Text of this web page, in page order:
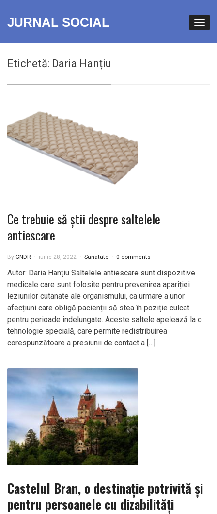
JURNAL SOCIAL
Etichetă: Daria Hanțiu
Ce trebuie să știi despre saltelele
antiescare
By CNDR iunie 28, 2022 Sanatate 0 comments
Autor: Daria Hanțiu Saltelele antiescare sunt dispozitive
medicale care sunt folosite pentru prevenirea apariției
leziunilor cutanate ale organismului, ca urmare a unor
afecțiuni care obligă pacienții să stea în poziție culcat
pentru perioade îndelungate. Aceste saltele apelează la o
tehnologie specială, care permite redistribuirea
corespunzătoare a presiunii de contact a […]
Castelul Bran, o destinație potrivită și
pentru persoanele cu dizabilități